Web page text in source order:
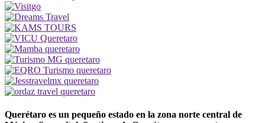
Querétaro es un pequeño estado en la zona norte central de